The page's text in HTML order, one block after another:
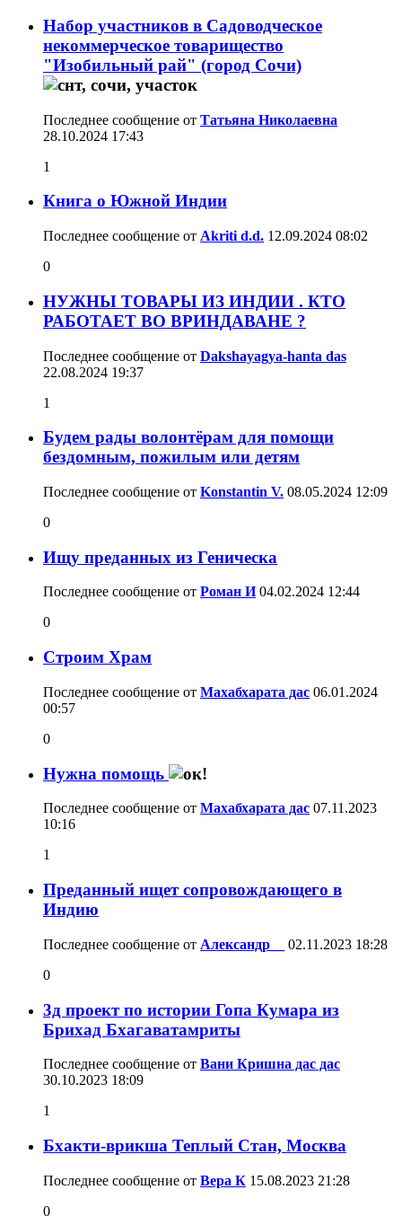
Набор участников в Садоводческое
некоммерческое товарищество
"Изобильный рай" (город Сочи)
Последнее сообщение от Татьяна Николаевна
28.10.2024 17:43
1
Книга о Южной Индии
Последнее сообщение от Akriti d.d. 12.09.2024 08:02
0
НУЖНЫ ТОВАРЫ ИЗ ИНДИИ . КТО
РАБОТАЕТ ВО ВРИНДАВАНЕ ?
Последнее сообщение от Dakshayagya-hanta das
22.08.2024 19:37
1
Будем рады волонтёрам для помощи
бездомным, пожилым или детям
Последнее сообщение от Konstantin V. 08.05.2024 12:09
0
Ищу преданных из Геническа
Последнее сообщение от Роман И04.02.2024 12:44
0
Строим Храм
Последнее сообщение от Махабхарата дас 06.01.2024
00:57
0
Нужна помощь
Последнее сообщение от Махабхарата дас 07.11.2023
10:16
1
Преданный ищет сопровождающего в
Индию
Последнее сообщение от Александр__ 02.11.2023 18:28
0
3д проект по истории Гопа Кумара из
Брихад Бхагаватамриты
Последнее сообщение от Вани Кришна дас дас
30.10.2023 18:09
1
Бхакти-врикша Теплый Стан, Москва
Последнее сообщение от Вера К 15.08.2023 21:28
0